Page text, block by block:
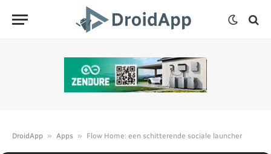
DroidApp » Apps » Flow Home: een schitterende sociale launcher